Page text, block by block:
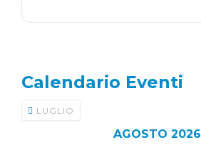
Calendario Eventi
LUGLIO
AGOSTO 2026